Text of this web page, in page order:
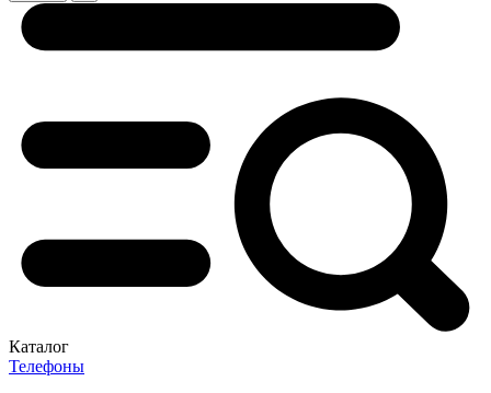
Каталог
Телефоны